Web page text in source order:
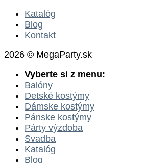
Katalóg
Blog
Kontakt
2026 © MegaParty.sk
Vyberte si z menu:
Balóny
Detské kostýmy
Dámske kostýmy
Pánske kostýmy
Párty výzdoba
Svadba
Katalóg
Blog